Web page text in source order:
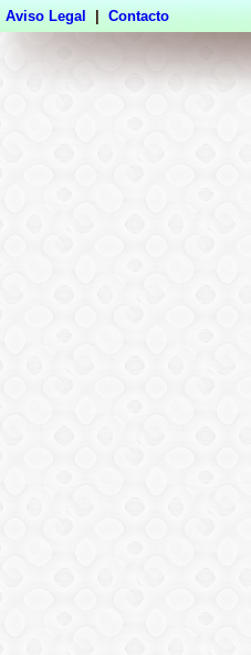
Aviso Legal Contacto